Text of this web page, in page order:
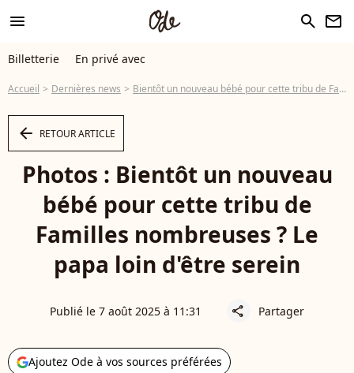
menu search newsletter
Billetterie En privé avec
Accueil Dernières news Bientôt un nouveau bébé pour cette tribu de Familles nombreuses ? Le papa loin d'être serein
arrow_left RETOUR ARTICLE
Photos : Bientôt un nouveau
bébé pour cette tribu de
Familles nombreuses ? Le
papa loin d'être serein
Publié le 7 août 2025 à 11:31 share Partager
Ajoutez Ode à vos sources préférées